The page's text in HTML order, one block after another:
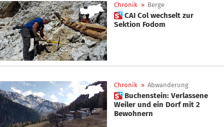
Chronik » Berge
 CAI Col wechselt zur
Sektion Fodom
Chronik » Abwanderung
 Buchenstein: Verlassene
Weiler und ein Dorf mit 2
Bewohnern